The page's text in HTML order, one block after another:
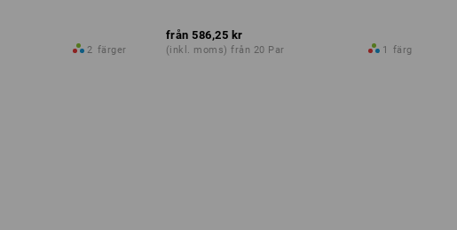
2 färger
från 586,25 kr
(inkl. moms) från 20 Par 1 färg